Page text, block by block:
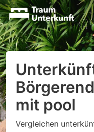
mit pool
Vergleichen